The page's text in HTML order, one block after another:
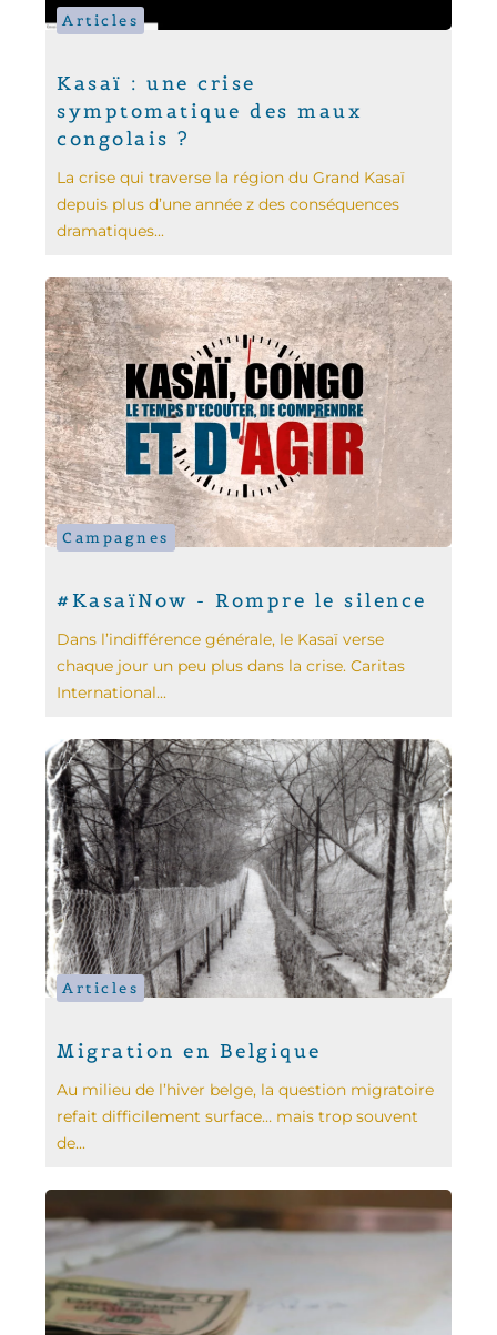
Articles
Kasaï : une crise
symptomatique des maux
congolais ?
La crise qui traverse la région du Grand Kasaï
depuis plus d’une année z des conséquences
dramatiques...
Campagnes
#KasaïNow - Rompre le silence
Dans l’indifférence générale, le Kasaï verse
chaque jour un peu plus dans la crise. Caritas
International...
Articles
Migration en Belgique
Au milieu de l’hiver belge, la question migratoire
refait difficilement surface… mais trop souvent
de...